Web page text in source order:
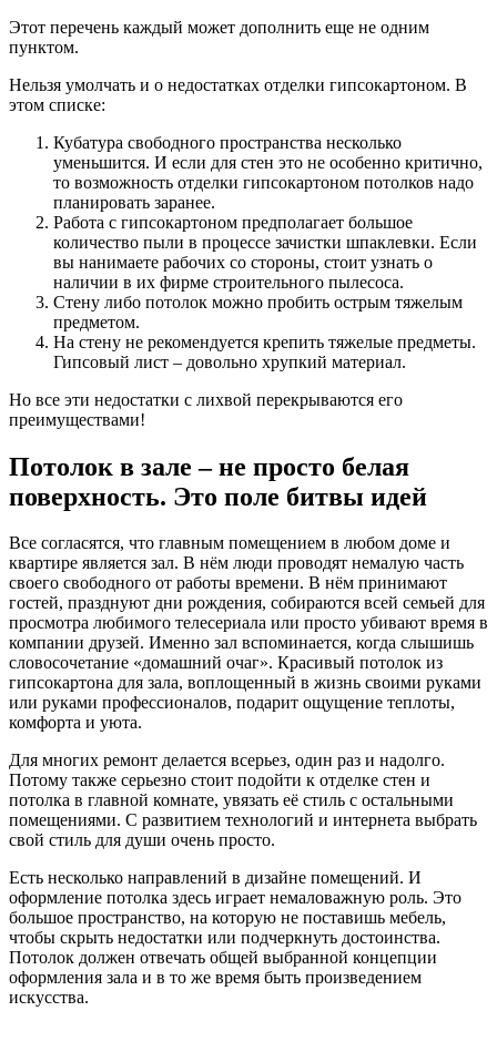
Этот перечень каждый может дополнить еще не одним
пунктом.
Нельзя умолчать и о недостатках отделки гипсокартоном. В
этом списке:
Кубатура свободного пространства несколько
уменьшится. И если для стен это не особенно критично,
то возможность отделки гипсокартоном потолков надо
планировать заранее.
Работа с гипсокартоном предполагает большое
количество пыли в процессе зачистки шпаклевки. Если
вы нанимаете рабочих со стороны, стоит узнать о
наличии в их фирме строительного пылесоса.
Стену либо потолок можно пробить острым тяжелым
предметом.
На стену не рекомендуется крепить тяжелые предметы.
Гипсовый лист – довольно хрупкий материал.
Но все эти недостатки с лихвой перекрываются его
преимуществами!
Потолок в зале – не просто белая
поверхность. Это поле битвы идей
Все согласятся, что главным помещением в любом доме и
квартире является зал. В нём люди проводят немалую часть
своего свободного от работы времени. В нём принимают
гостей, празднуют дни рождения, собираются всей семьей для
просмотра любимого телесериала или просто убивают время в
компании друзей. Именно зал вспоминается, когда слышишь
словосочетание «домашний очаг». Красивый потолок из
гипсокартона для зала, воплощенный в жизнь своими руками
или руками профессионалов, подарит ощущение теплоты,
комфорта и уюта.
Для многих ремонт делается всерьез, один раз и надолго.
Потому также серьезно стоит подойти к отделке стен и
потолка в главной комнате, увязать её стиль с остальными
помещениями. С развитием технологий и интернета выбрать
свой стиль для души очень просто.
Есть несколько направлений в дизайне помещений. И
оформление потолка здесь играет немаловажную роль. Это
большое пространство, на которую не поставишь мебель,
чтобы скрыть недостатки или подчеркнуть достоинства.
Потолок должен отвечать общей выбранной концепции
оформления зала и в то же время быть произведением
искусства.